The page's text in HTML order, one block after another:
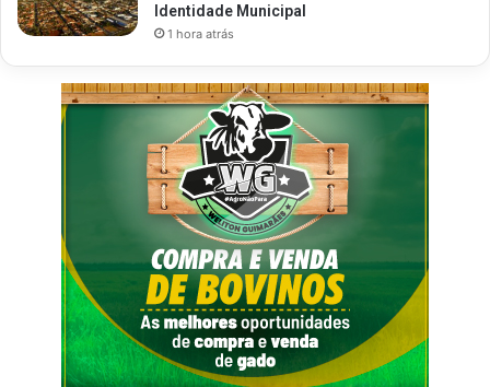
Identidade Municipal
1 hora atrás